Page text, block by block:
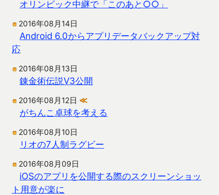
オリンピック中継で「このあと○○」
2016年08月14日
Android 6.0からアプリデータバックアップ対
応
2016年08月13日
錬金術伝説V3公開
2016年08月12日 ≪
がちんこ卓球を考える
2016年08月10日
リオの7人制ラグビー
2016年08月09日
iOSのアプリを公開する際のスクリーンショッ
ト用意が楽に